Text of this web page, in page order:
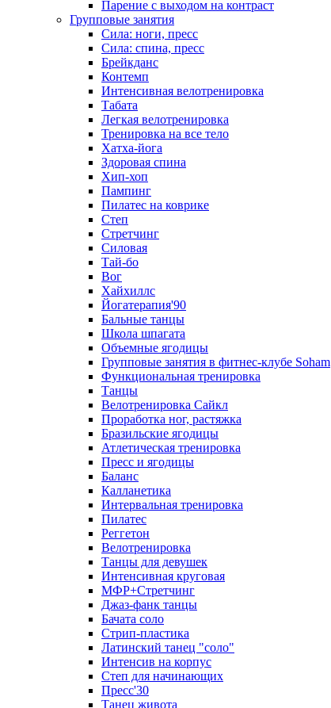
Парение с выходом на контраст
Групповые занятия
Сила: ноги, пресс
Сила: спина, пресс
Брейкданс
Контемп
Интенсивная велотренировка
Табата
Легкая велотренировка
Тренировка на все тело
Хатха-йога
Здоровая спина
Хип-хоп
Пампинг
Пилатес на коврике
Степ
Стретчинг
Силовая
Тай-бо
Вог
Хайхиллс
Йогатерапия'90
Бальные танцы
Школа шпагата
Объемные ягодицы
Групповые занятия в фитнес-клубе Soham
Функциональная тренировка
Танцы
Велотренировка Сайкл
Проработка ног, растяжка
Бразильские ягодицы
Атлетическая тренировка
Пресс и ягодицы
Баланс
Калланетика
Интервальная тренировка
Пилатес
Реггетон
Велотренировка
Танцы для девушек
Интенсивная круговая
МФР+Стретчинг
Джаз-фанк танцы
Бачата соло
Стрип-пластика
Латинский танец "соло"
Интенсив на корпус
Степ для начинающих
Пресс'30
Танец живота